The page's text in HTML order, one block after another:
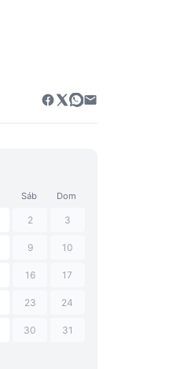
Sáb Dom
2 3
9 10
16 17
23 24
30 31